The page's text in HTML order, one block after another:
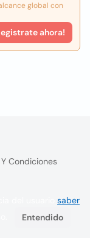
global con
ahora!
Condiciones
saber
Entendido